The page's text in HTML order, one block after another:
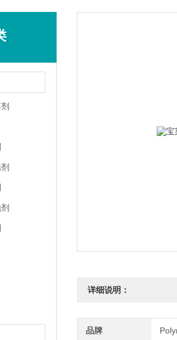
详细说明：
品牌